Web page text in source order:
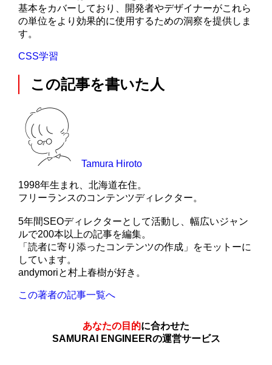
基本をカバーしており、開発者やデザイナーがこれら
の単位をより効果的に使用するための洞察を提供しま
す。
CSS学習
この記事を書いた人
Tamura Hiroto
1998年生まれ、北海道在住。
フリーランスのコンテンツディレクター。
5年間SEOディレクターとして活動し、幅広いジャン
ルで200本以上の記事を編集。
「読者に寄り添ったコンテンツの作成」をモットーに
しています。
andymoriと村上春樹が好き。
この著者の記事一覧へ
あなたの目的に合わせた
SAMURAI ENGINEERの運営サービス